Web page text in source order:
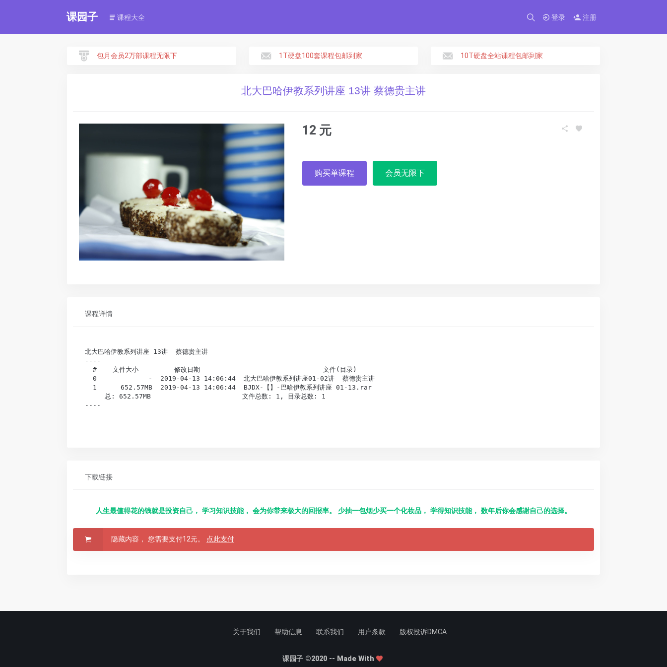
课园子 课程大全 登录 注册
包月会员2万部课程无限下 1T硬盘100套课程包邮到家 10T硬盘全站课程包邮到家
北大巴哈伊教系列讲座 13讲 蔡德贵主讲
12 元
购买单课程 会员无限下
课程详情
北大巴哈伊教系列讲座 13讲  蔡德贵主讲
----
  #    文件大小         修改日期                               文件(目录)
  0             -  2019-04-13 14:06:44  北大巴哈伊教系列讲座01-02讲  蔡德贵主讲
  1      652.57MB  2019-04-13 14:06:44  BJDX-【】-巴哈伊教系列讲座 01-13.rar
     总: 652.57MB                       文件总数: 1, 目录总数: 1
----
下载链接
人生最值得花的钱就是投资自己， 学习知识技能， 会为你带来极大的回报率。 少抽一包烟少买一个化妆品， 学得知识技能， 数年后你会感谢自己的选择。
隐藏内容， 您需要支付12元。 点此支付
关于我们 帮助信息 联系我们 用户条款 版权投诉DMCA
课园子 ©2020 -- Made With